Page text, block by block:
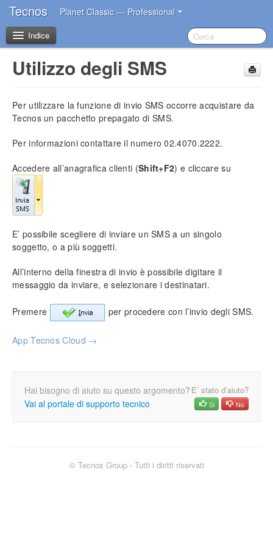
Tecnos Planet Classic — Professional
Indice
Benvenuto
I primi passi dopo l’acquisto
Impostazioni iniziali
Installazione del software
Inserimento operatori base
Impostazione sconti in acquisto
Impostazione prezzi di vendita
Inserimento tariffe di manodopera
Intestazione documenti
Funzionalità protette
Ricerca incrementale
Filtri e strumenti di ricerca
Legenda colori del software
Utilizzo degli SMS
Per utilizzare la funzione di invio SMS occorre acquistare da
Tecnos un pacchetto prepagato di SMS.
Per informazioni contattare il numero 02.4070.2222.
Accedere all’anagrafica clienti (Shift+F2) e cliccare su
E’ possibile scegliere di inviare unSMS a un singolo
soggetto, o a più soggetti.
All’interno della finestra di invio è possibile digitare il
messaggio da inviare, e selezionare i destinatari.
Premere per procedere con l’invio degliSMS.
App Tecnos Cloud →
Hai bisogno di aiuto su questo argomento?
Vai al portale di supporto tecnico
E’ stato d’aiuto?
Si No
© Tecnos Group - Tutti i diritti riservati